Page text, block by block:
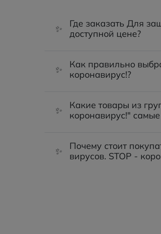
✨
Где заказать Для
доступной цене?
✨
Как правильно
коронавирус!?
✨
Какие товары из
коронавирус!"
✨
Почему стоит
вирусов. STOP -